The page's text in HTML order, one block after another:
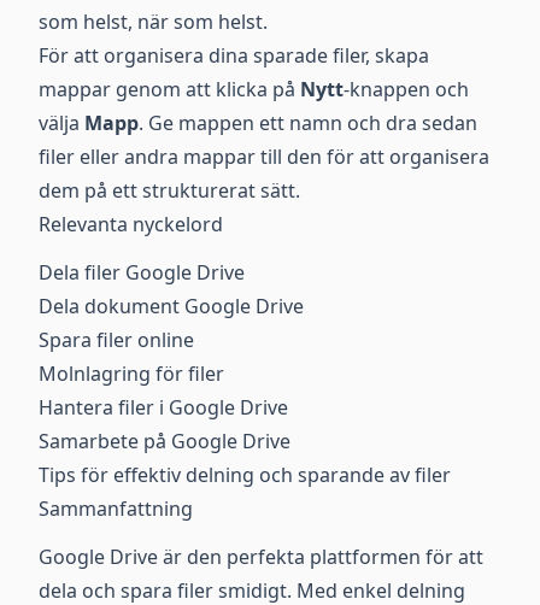
som helst, när som helst.
För att organisera dina sparade filer, skapa
mappar genom att klicka på Nytt-knappen och
välja Mapp. Ge mappen ett namn och dra sedan
filer eller andra mappar till den för att organisera
dem på ett strukturerat sätt.
Relevanta nyckelord
Dela filer Google Drive
Dela dokument Google Drive
Spara filer online
Molnlagring för filer
Hantera filer i Google Drive
Samarbete på Google Drive
Tips för effektiv delning och sparande av filer
Sammanfattning
Google Drive är den perfekta plattformen för att
dela och spara filer smidigt. Med enkel delning